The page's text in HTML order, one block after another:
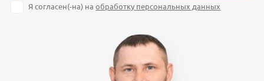
Я согласен(-на) наобработку персональных данных